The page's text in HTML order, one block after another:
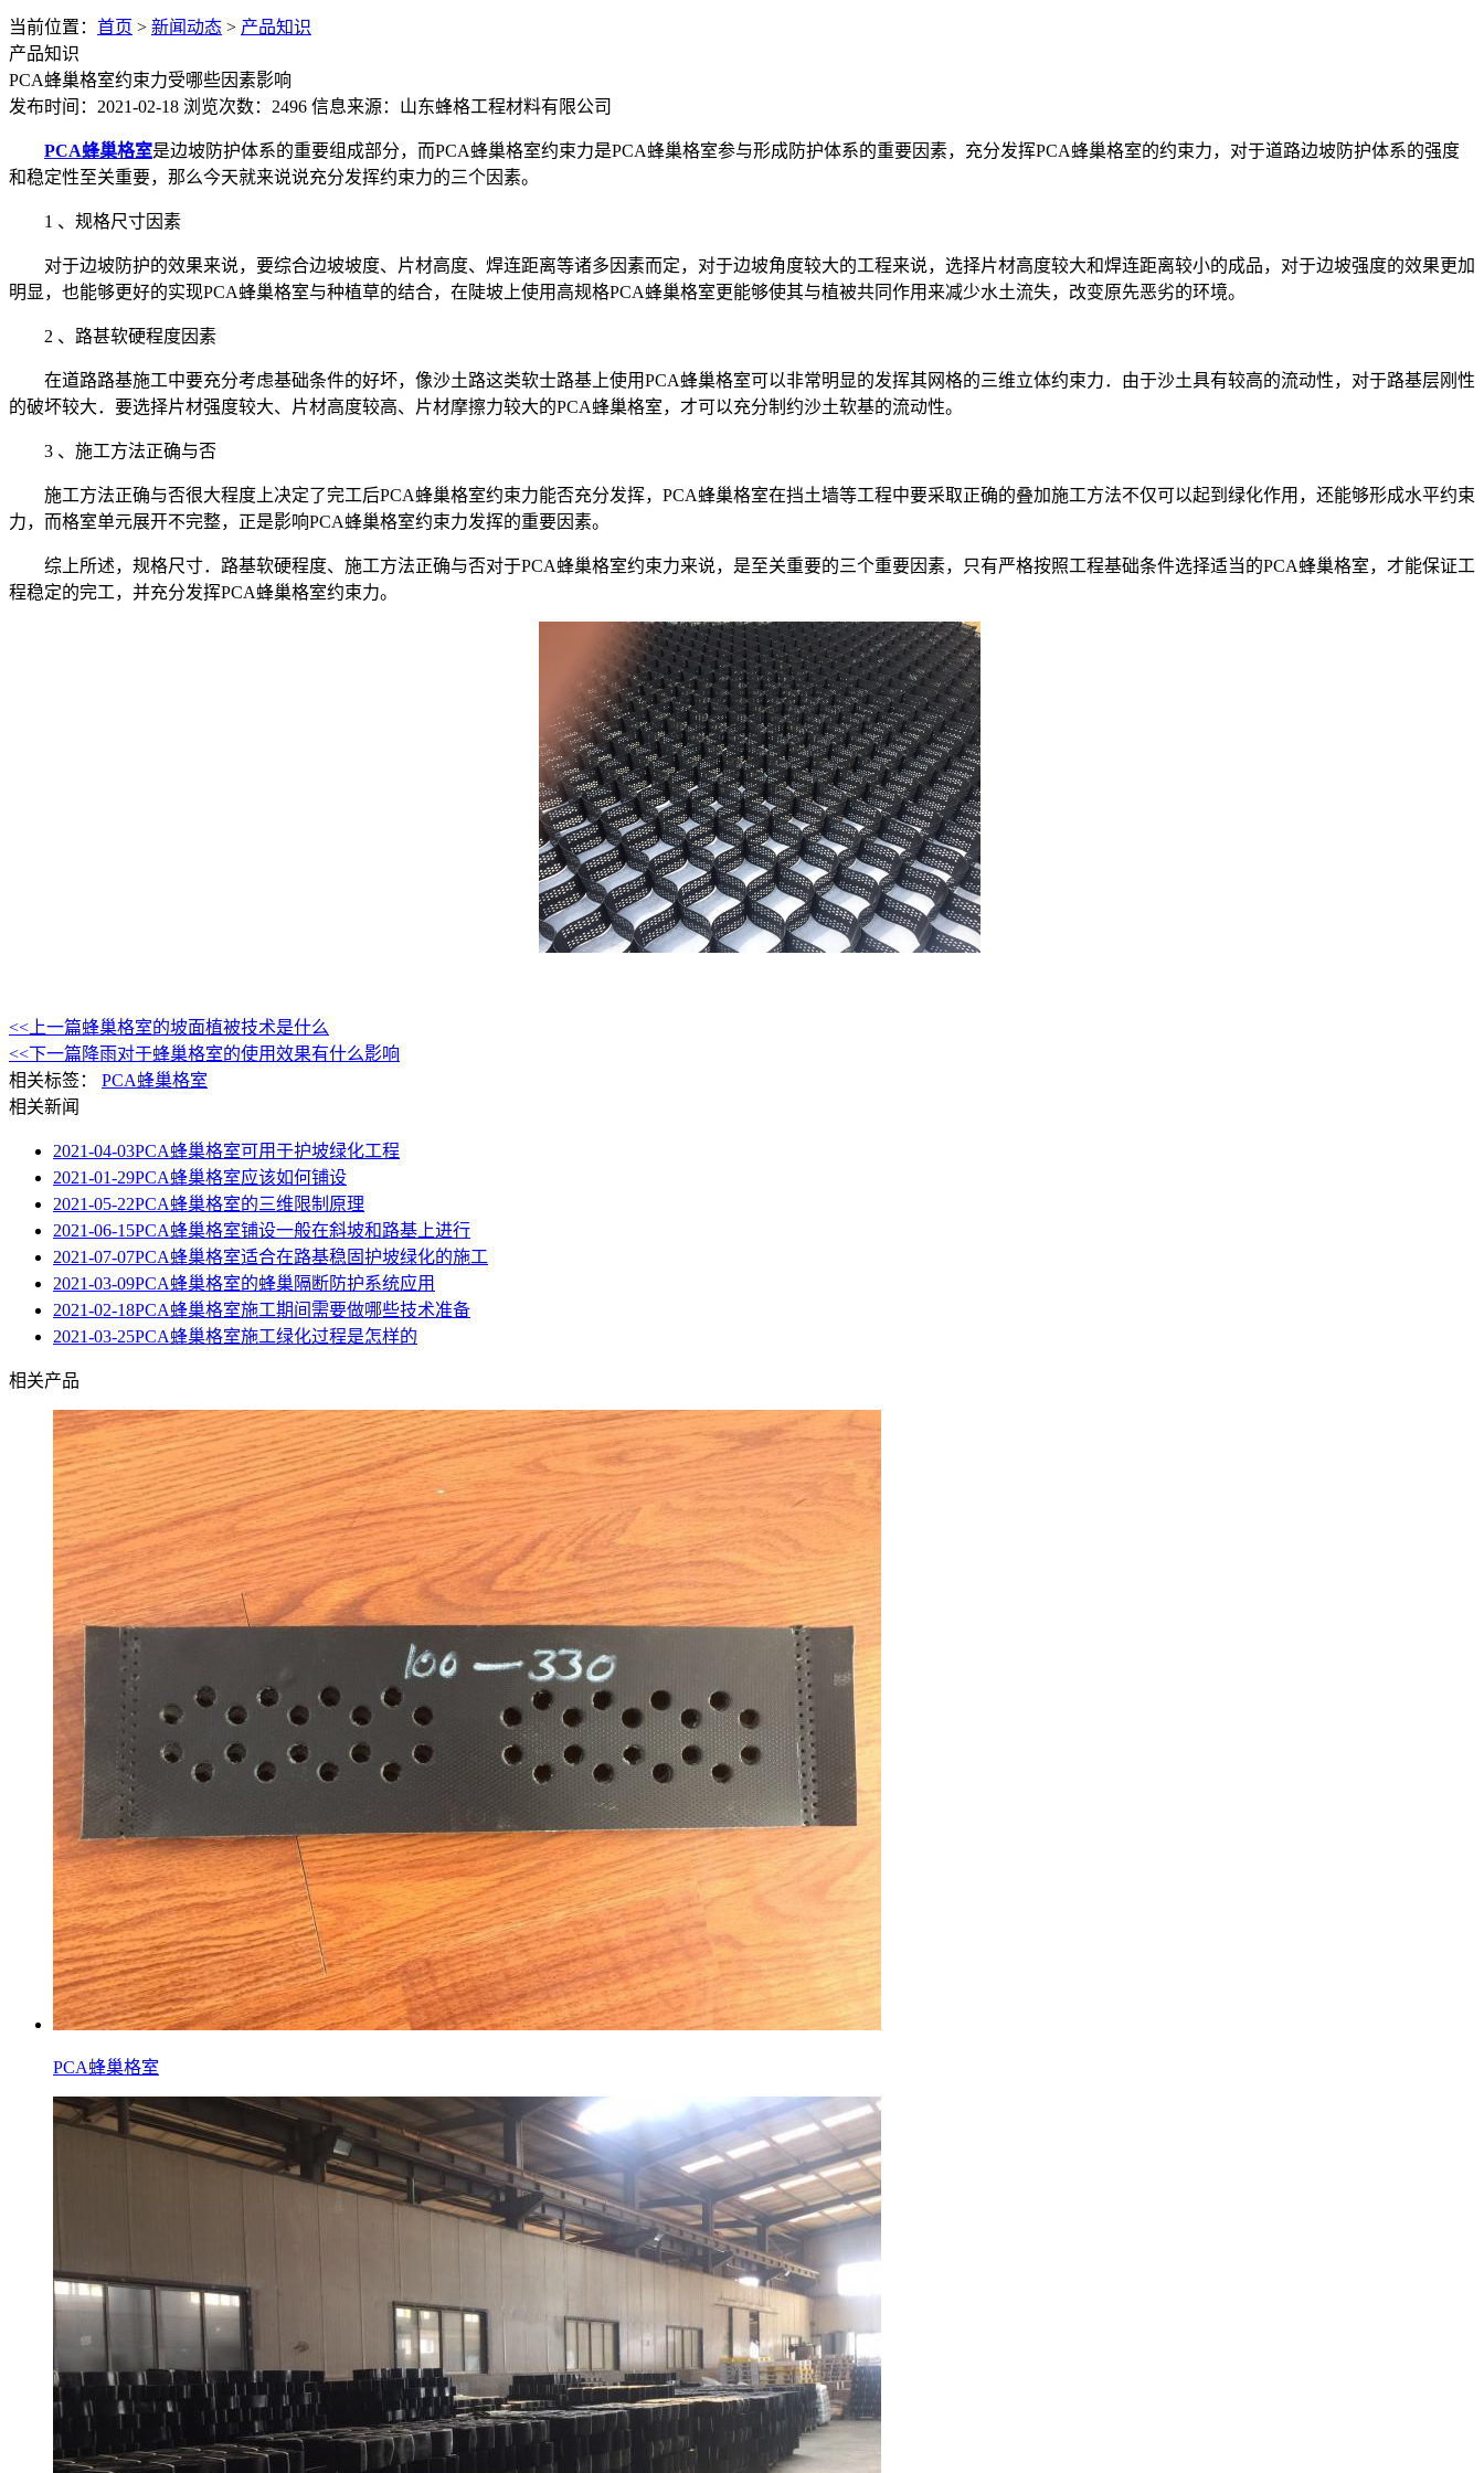
当前位置： 首页 > 新闻动态 > 产品知识
产品知识
PCA蜂巢格室约束力受哪些因素影响
发布时间：2021-02-18 浏览次数：2496 信息来源：山东蜂格工程材料有限公司
PCA蜂巢格室是边坡防护体系的重要组成部分，而PCA蜂巢格室约束力是PCA蜂巢格室参与形成防护体系的重要因素，充分发挥PCA蜂巢格室的约束力，对于道路边坡防护体系的强度
和稳定性至关重要，那么今天就来说说充分发挥约束力的三个因素。
1 、规格尺寸因素
对于边坡防护的效果来说，要综合边坡坡度、片材高度、焊连距离等诸多因素而定，对于边坡角度较大的工程来说，选择片材高度较大和焊连距离较小的成品，对于边坡强度的效果更加
明显，也能够更好的实现PCA蜂巢格室与种植草的结合，在陡坡上使用高规格PCA蜂巢格室更能够使其与植被共同作用来减少水土流失，改变原先恶劣的环境。
2 、路甚软硬程度因素
在道路路基施工中要充分考虑基础条件的好坏，像沙土路这类软士路基上使用PCA蜂巢格室可以非常明显的发挥其网格的三维立体约束力．由于沙土具有较高的流动性，对于路基层刚性
的破坏较大．要选择片材强度较大、片材高度较高、片材摩擦力较大的PCA蜂巢格室，才可以充分制约沙土软基的流动性。
3 、施工方法正确与否
施工方法正确与否很大程度上决定了完工后PCA蜂巢格室约束力能否充分发挥，PCA蜂巢格室在挡土墙等工程中要采取正确的叠加施工方法不仅可以起到绿化作用，还能够形成水平约束
力，而格室单元展开不完整，正是影响PCA蜂巢格室约束力发挥的重要因素。
综上所述，规格尺寸．路基软硬程度、施工方法正确与否对于PCA蜂巢格室约束力来说，是至关重要的三个重要因素，只有严格按照工程基础条件选择适当的PCA蜂巢格室，才能保证工
程稳定的完工，并充分发挥PCA蜂巢格室约束力。
<<上一篇蜂巢格室的坡面植被技术是什么
<<下一篇 降雨对于蜂巢格室的使用效果有什么影响
相关标签： PCA蜂巢格室
相关新闻
2021-04-03PCA蜂巢格室可用于护坡绿化工程
2021-01-29PCA蜂巢格室应该如何铺设
2021-05-22PCA蜂巢格室的三维限制原理
2021-06-15PCA蜂巢格室铺设一般在斜坡和路基上进行
2021-07-07PCA蜂巢格室适合在路基稳固护坡绿化的施工
2021-03-09PCA蜂巢格室的蜂巢隔断防护系统应用
2021-02-18PCA蜂巢格室施工期间需要做哪些技术准备
2021-03-25PCA蜂巢格室施工绿化过程是怎样的
相关产品
PCA蜂巢格室